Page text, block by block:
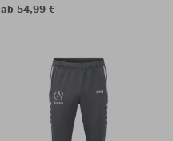
ab 54,99 €